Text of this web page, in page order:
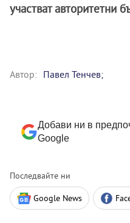
участват авторитетни
Автор: Павел Тенчев;
Добави ни в
Google
Последвайте ни
Google News